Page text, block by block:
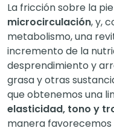
La fricción sobre la
microcirculación, y,
metabolismo, una
incremento de la
desprendimiento y
grasa y otras
que obtenemos una
elasticidad, tono y
manera favorecemos